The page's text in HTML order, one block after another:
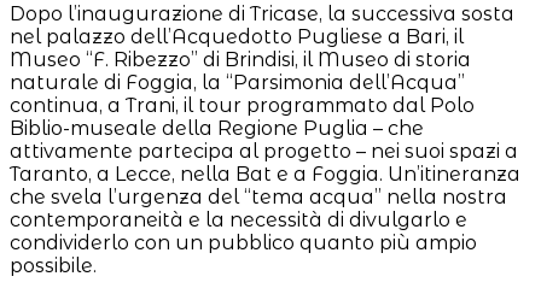
Dopo l’inaugurazione di Tricase, la successiva sosta
nel palazzo dell’Acquedotto Pugliese a Bari, il
Museo “F. Ribezzo” di Brindisi, il Museo di storia
naturale di Foggia, la “Parsimonia dell’Acqua”
continua, a Trani, il tour programmato dal Polo
Biblio-museale della Regione Puglia – che
attivamente partecipa al progetto – nei suoi spazi a
Taranto, a Lecce, nella Bat e a Foggia. Un’itineranza
che svela l’urgenza del “tema acqua” nella nostra
contemporaneità e la necessità di divulgarlo e
condividerlo con un pubblico quanto più ampio
possibile.